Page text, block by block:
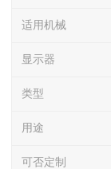
适用机械
显示器
类型
用途
可否定制